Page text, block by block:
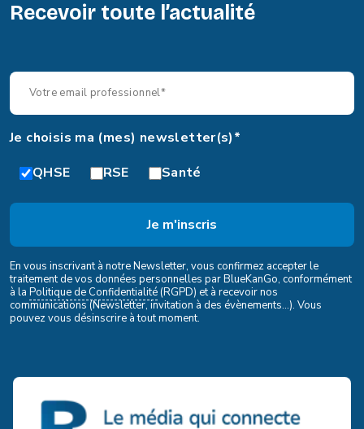
Recevoir toute l’actualité
Je choisis ma (mes) newsletter(s)*
QHSE
RSE Santé
En vous inscrivant à notre Newsletter, vous confirmez accepter le
traitement de vos données personnelles par BlueKanGo, conformément
à la Politique de Confidentialité(RGPD) et à recevoir nos
communications (Newsletter, invitation à des évènements...). Vous
pouvez vous désinscrire à tout moment.